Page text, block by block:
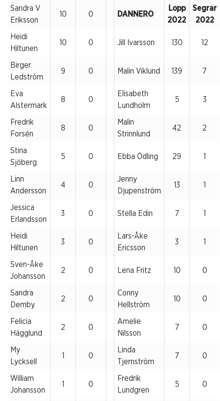
Sandra V
Eriksson
10 0 DANNERO
Lopp
2022
Segrar
2022
Heidi
Hiltunen
10 0 Jill Ivarsson 130 12
Birger
Ledström
9 0 Malin Viklund 139 7
Eva
Alstermark
8 0
Elisabeth
Lundholm
5 3
Fredrik
Forsén
8 0
Malin
Strinnlund
42 2
Stina
Sjöberg
5 0 Ebba Ödling 29 1
Linn
Andersson
4 0
Jenny
Djupenström
13 1
Jessica
Erlandsson
3 0 Stella Edin 7 1
Heidi
Hiltunen
3 0
Lars-Åke
Ericsson
3 1
Sven-Åke
Johansson
2 0 Lena Fritz 10 0
Sandra
Demby
2 0
Conny
Hellström
10 0
Felicia
Hägglund
2 0
Amelie
Nilsson
7 0
My
Lycksell
1 0
Linda
Tjernström
7 0
William
Johansson
1 0
Fredrik
Lundgren
5 0